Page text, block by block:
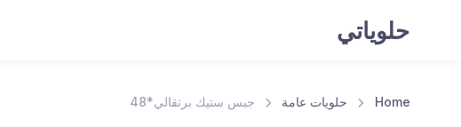
حلوياتي
Home حلويات عامة جبس ستيك برتقالي*48